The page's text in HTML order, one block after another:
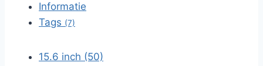
Informatie
Tags (7)
15.6 inch (50)